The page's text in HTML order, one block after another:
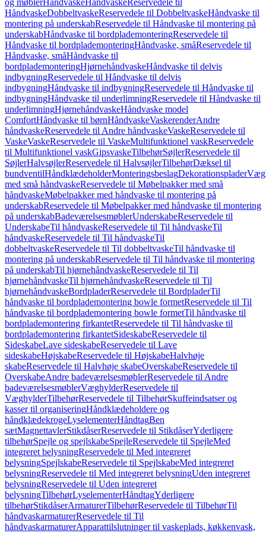
og møblerHåndvaskeHåndvaskeReservedele til
HåndvaskeDobbeltvaskeReservedele til DobbeltvaskeHåndvaske til
montering på underskabReservedele til Håndvaske til montering på
underskabHåndvaske til bordplademonteringReservedele til
Håndvaske til bordplademonteringHåndvaske, småReservedele til
Håndvaske, småHåndvaske til
bordplademonteringHjørnehåndvaskeHåndvaske til delvis
indbygningReservedele til Håndvaske til delvis
indbygningHåndvaske til indbygningReservedele til Håndvaske til
indbygningHåndvaske til underlimningReservedele til Håndvaske til
underlimningHjørnehåndvaskeHåndvaske model
ComfortHåndvaske til børnHåndvaskeVaskerenderAndre
håndvaskeReservedele til Andre håndvaskeVaskeReservedele til
VaskeVaskeReservedele til VaskeMultifunktionel vaskReservedele
til Multifunktionel vaskGipsvaskeTilbehørSøjlerReservedele til
SøjlerHalvsøjlerReservedele til HalvsøjlerTilbehørDæksel til
bundventilHåndklædeholderMonteringsbeslagDekorationsplader
med små håndvaskeReservedele til Møbelpakker med små
håndvaskeMøbelpakker med håndvaske til montering på
underskabReservedele til Møbelpakker med håndvaske til montering
på underskabBadeværelsesmøblerUnderskabeReservedele til
UnderskabeTil håndvaskeReservedele til Til håndvaskeTil
håndvaskeReservedele til Til håndvaskeTil
dobbeltvaskeReservedele til Til dobbeltvaskeTil håndvaske til
montering på underskabReservedele til Til håndvaske til montering
på underskabTil hjørnehåndvaskeReservedele til Til
hjørnehåndvaskeTil hjørnehåndvaskeReservedele til Til
hjørnehåndvaskeBordpladerReservedele til BordpladerTil
håndvaske til bordplademontering bowle formetReservedele til Til
håndvaske til bordplademontering bowle formetTil håndvaske til
bordplademontering firkantetReservedele til Til håndvaske til
bordplademontering firkantetSideskabeReservedele til
SideskabeLave sideskabeReservedele til Lave
sideskabeHøjskabeReservedele til HøjskabeHalvhøje
skabeReservedele til Halvhøje skabeOverskabeReservedele til
OverskabeAndre badeværelsesmøblerReservedele til Andre
badeværelsesmøblerVæghylderReservedele til
VæghylderTilbehørReservedele til TilbehørSkuffeindsatser og
kasser til organiseringHåndklædeholdere og
håndklædekrogeLyselementerHåndtagBen
sætMagnettavlerStikdåserReservedele til StikdåserYderligere
tilbehørSpejle og spejlskabeSpejleReservedele til SpejleMed
integreret belysningReservedele til Med integreret
belysningSpejlskabeReservedele til SpejlskabeMed integreret
belysningReservedele til Med integreret belysningUden integreret
belysningReservedele til Uden integreret
belysningTilbehørLyselementerHåndtagYderligere
tilbehørStikdåserArmaturerTilbehørReservedele til TilbehørTil
håndvaskarmaturerReservedele til Til
håndvaskarmaturerApparattilslutninger til vaskeplads, køkkenvask,